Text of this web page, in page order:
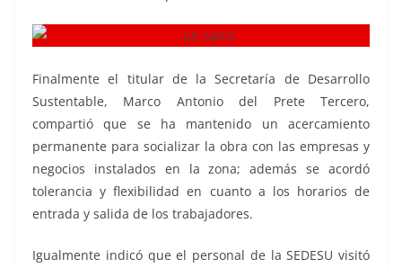
Finalmente el titular de la Secretaría de Desarrollo
Sustentable, Marco Antonio del Prete Tercero,
compartió que se ha mantenido un acercamiento
permanente para socializar la obra con las empresas y
negocios instalados en la zona; además se acordó
tolerancia y flexibilidad en cuanto a los horarios de
entrada y salida de los trabajadores.
Igualmente indicó que el personal de la SEDESU visitó